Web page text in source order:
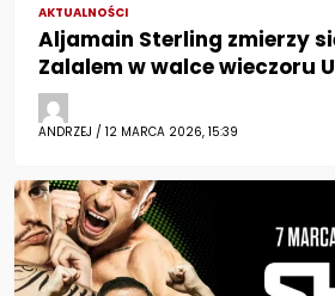
AKTUALNOŚCI
Aljamain Sterling zmierzy
Zalalem w walce wieczoru
ANDRZEJ / 12 MARCA 2026, 15:39